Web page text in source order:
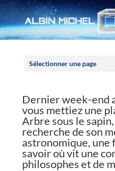
Sélectionner une page
Dernier week-end
vous mettiez une
Arbre sous le
recherche de son
astronomique, une
savoir où vit une
philosophes et de
Panneau de gestion des cookies